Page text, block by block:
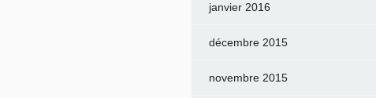
janvier 2016
décembre 2015
novembre 2015